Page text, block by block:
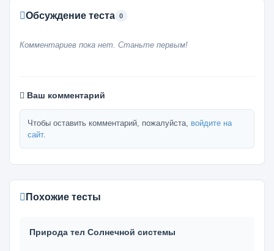
Обсуждение теста 0
Комментариев пока нет. Станьте первым!
Ваш комментарий
Чтобы оставить комментарий, пожалуйста, войдите на
сайт.
Похожие тесты
Природа тел Солнечной системы